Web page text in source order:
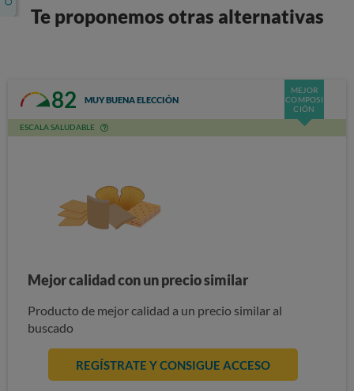
Te proponemos otras alternativas
82 MUY BUENA ELECCIÓN
MEJOR
COMPOSI
CIÓN
ESCALA SALUDABLE
Mejor calidad con un precio similar
Producto de mejor calidad a un precio similar al
buscado
REGÍSTRATE Y CONSIGUE ACCESO